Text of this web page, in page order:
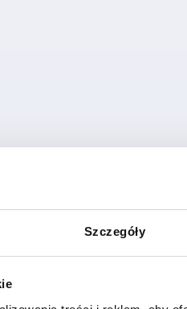
Szczegóły